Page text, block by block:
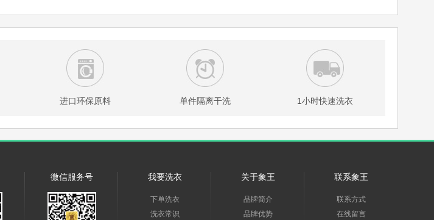
进口环保原料 单件隔离干洗 1小时快速洗衣
微信服务号 我要洗衣
下单洗衣
洗衣常识
关于象王
品牌简介
品牌优势
联系象王
联系方式
在线留言